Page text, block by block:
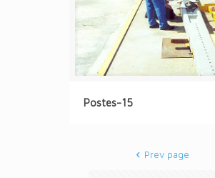
Postes-15
Prev page